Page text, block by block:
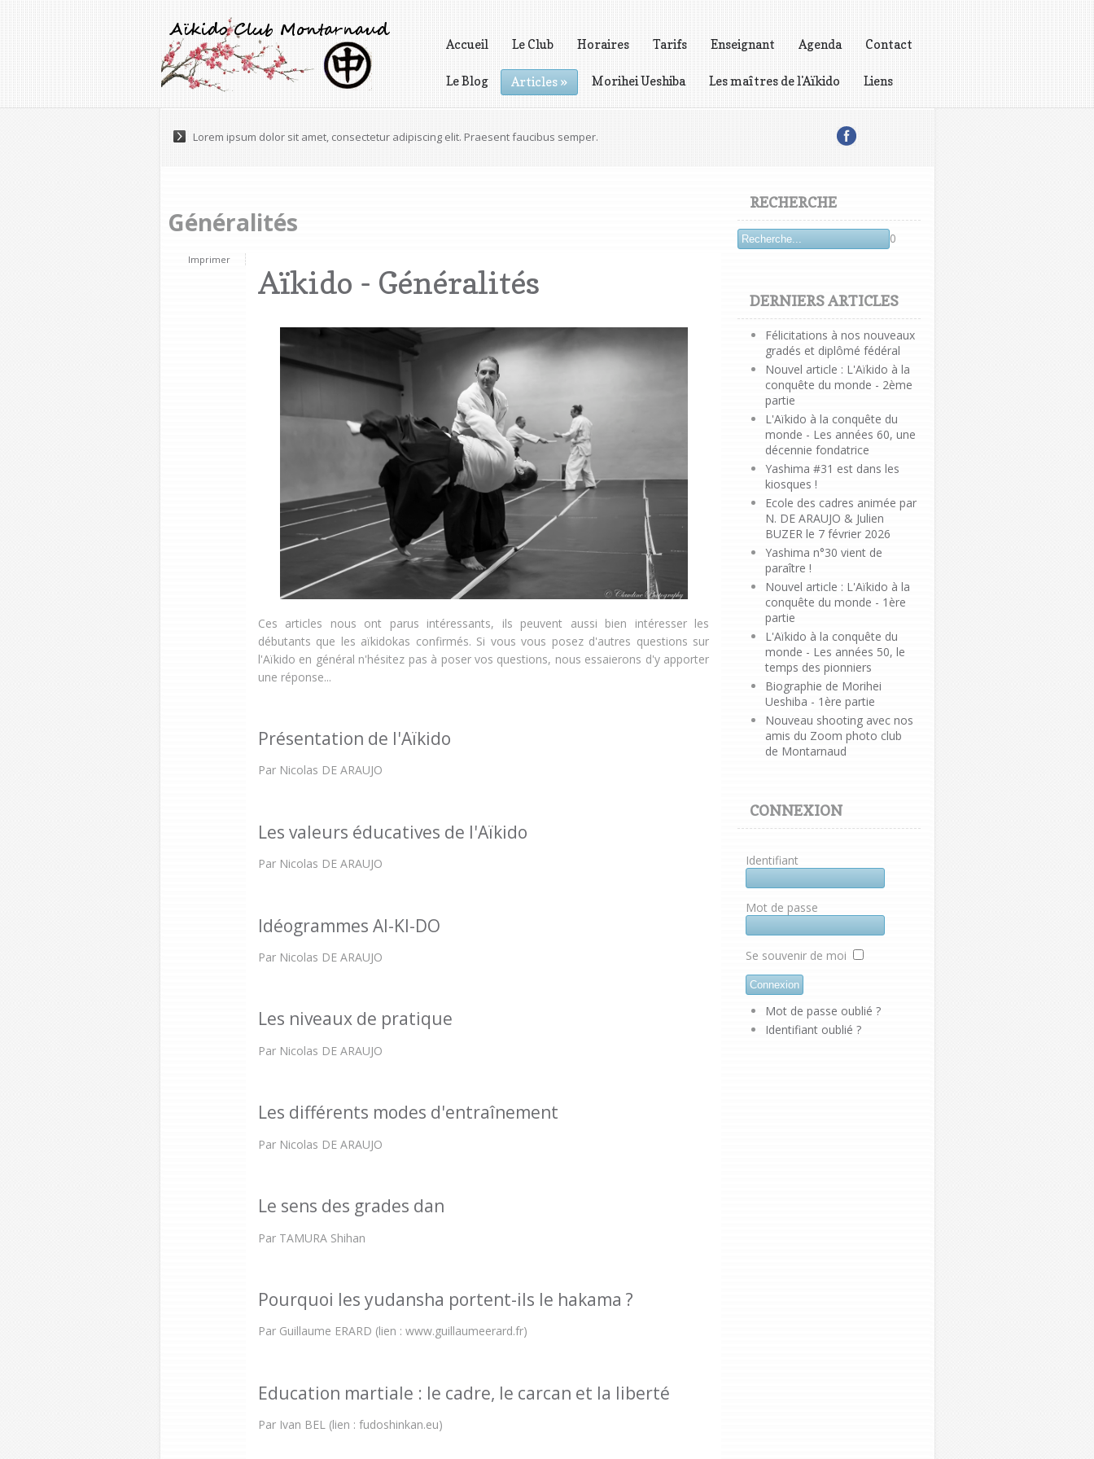
Accueil Le Club Horaires Tarifs Enseignant Agenda Contact
Le Blog Articles » Morihei Ueshiba Les maîtres de l'Aïkido Liens
Lorem ipsum dolor sit amet, consectetur adipiscing elit. Praesent faucibus semper.
Généralités
Imprimer
Aïkido - Généralités
Ces articles nous ont parus intéressants, ils peuvent aussi bien intéresser les
débutants que les aïkidokas confirmés. Si vous vous posez d'autres questions sur
l'Aïkido en général n'hésitez pas à poser vos questions, nous essaierons d'y apporter
une réponse...
Présentation de l'Aïkido
Par Nicolas DE ARAUJO
Les valeurs éducatives de l'Aïkido
Par Nicolas DE ARAUJO
Idéogrammes AI-KI-DO
Par Nicolas DE ARAUJO
Les niveaux de pratique
Par Nicolas DE ARAUJO
Les différents modes d'entraînement
Par Nicolas DE ARAUJO
Le sens des grades dan
Par TAMURA Shihan
Pourquoi les yudansha portent-ils le hakama ?
Par Guillaume ERARD (lien : www.guillaumeerard.fr)
Education martiale : le cadre, le carcan et la liberté
Par Ivan BEL (lien : fudoshinkan.eu)
RECHERCHE
0
DERNIERS ARTICLES
Félicitations à nos nouveaux
gradés et diplômé fédéral
Nouvel article : L'Aïkido à la
conquête du monde - 2ème
partie
L'Aïkido à la conquête du
monde - Les années 60, une
décennie fondatrice
Yashima #31 est dans les
kiosques !
Ecole des cadres animée par
N. DE ARAUJO & Julien
BUZER le 7 février 2026
Yashima n°30 vient de
paraître !
Nouvel article : L'Aïkido à la
conquête du monde - 1ère
partie
L'Aïkido à la conquête du
monde - Les années 50, le
temps des pionniers
Biographie de Morihei
Ueshiba - 1ère partie
Nouveau shooting avec nos
amis du Zoom photo club
de Montarnaud
CONNEXION
Identifiant
Mot de passe
Se souvenir de moi
Mot de passe oublié ?
Identifiant oublié ?